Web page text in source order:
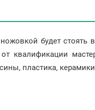
будет
квалификации
пластика,